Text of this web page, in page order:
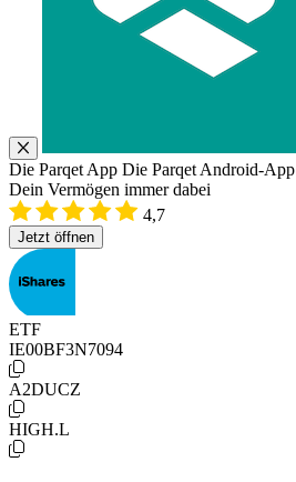
Die Parqet App Die Parqet Android-App
Dein Vermögen immer dabei
4,7
Jetzt öffnen
ETF
IE00BF3N7094
A2DUCZ
HIGH.L